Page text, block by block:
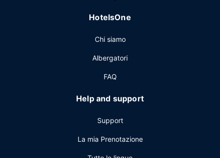
HotelsOne
Chi siamo
Albergatori
FAQ
Help and support
Support
La mia Prenotazione